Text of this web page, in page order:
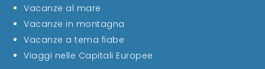
Vacanze al mare
Vacanze in montagna
Vacanze a tema fiabe
Viaggi nelle Capitali Europee